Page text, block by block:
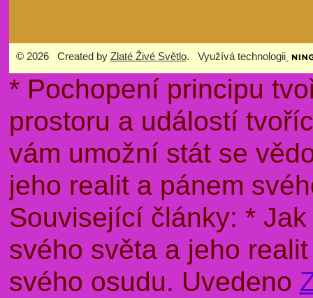
© 2026 Created by Zlaté Živé Světlo. Využívá technologii
* Pochopení principu
prostoru a událostí
vám umožní stát se
jeho realit a pánem
Související články: *
svého světa a jeho
svého osudu. Uvedeno